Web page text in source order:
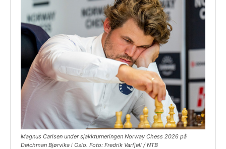
Magnus Carlsen under sjakkturneringen Norway Chess 2026 på
Deichman Bjørvika i Oslo. Foto: Fredrik Varfjell / NTB